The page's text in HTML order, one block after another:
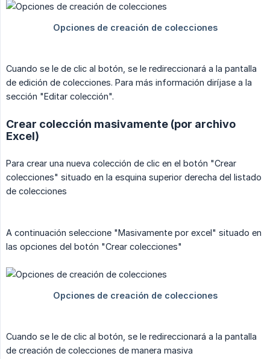
Cuando se le de clic al botón, se le redireccionará a la pantalla
de edición de colecciones. Para más información diríjase a la
sección "Editar colección".
Crear colección masivamente (por archivo
Excel)
Para crear una nueva colección de clic en el botón "Crear
colecciones" situado en la esquina superior derecha del listado
de colecciones
A continuación seleccione "Masivamente por excel" situado en
las opciones del botón "Crear colecciones"
Cuando se le de clic al botón, se le redireccionará a la pantalla
de creación de colecciones de manera masiva